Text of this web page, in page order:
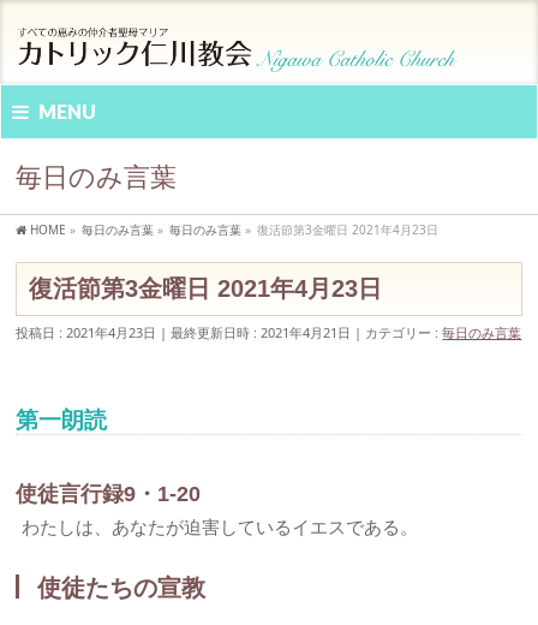
MENU
毎日のみ言葉
HOME » 毎日のみ言葉 » 毎日のみ言葉 » 復活節第3金曜日 2021年4月23日
復活節第3金曜日 2021年4月23日
投稿日 : 2021年4月23日 最終更新日時 : 2021年4月21日 カテゴリー :毎日のみ言葉
第一朗読
使徒言行録9・1-20
わたしは、あなたが迫害しているイエスである。
使徒たちの宣教